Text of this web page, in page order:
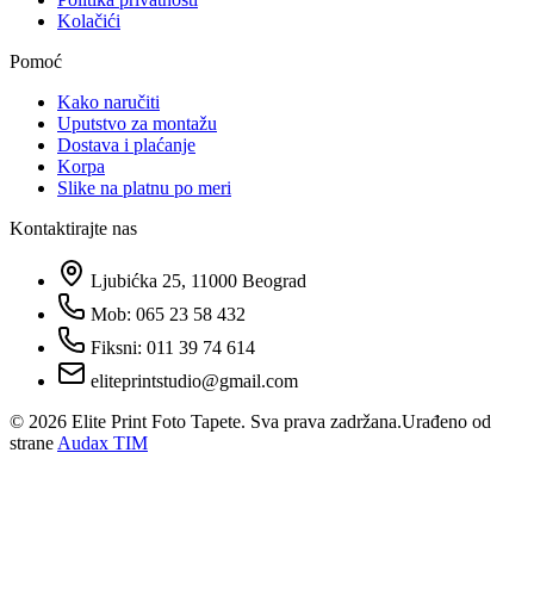
Kolačići
Pomoć
Kako naručiti
Uputstvo za montažu
Dostava i plaćanje
Korpa
Slike na platnu po meri
Kontaktirajte nas
Ljubićka 25, 11000 Beograd
Mob: 065 23 58 432
Fiksni: 011 39 74 614
eliteprintstudio@gmail.com
© 2026 Elite Print Foto Tapete. Sva prava zadržana.Urađeno od
strane Audax TIM